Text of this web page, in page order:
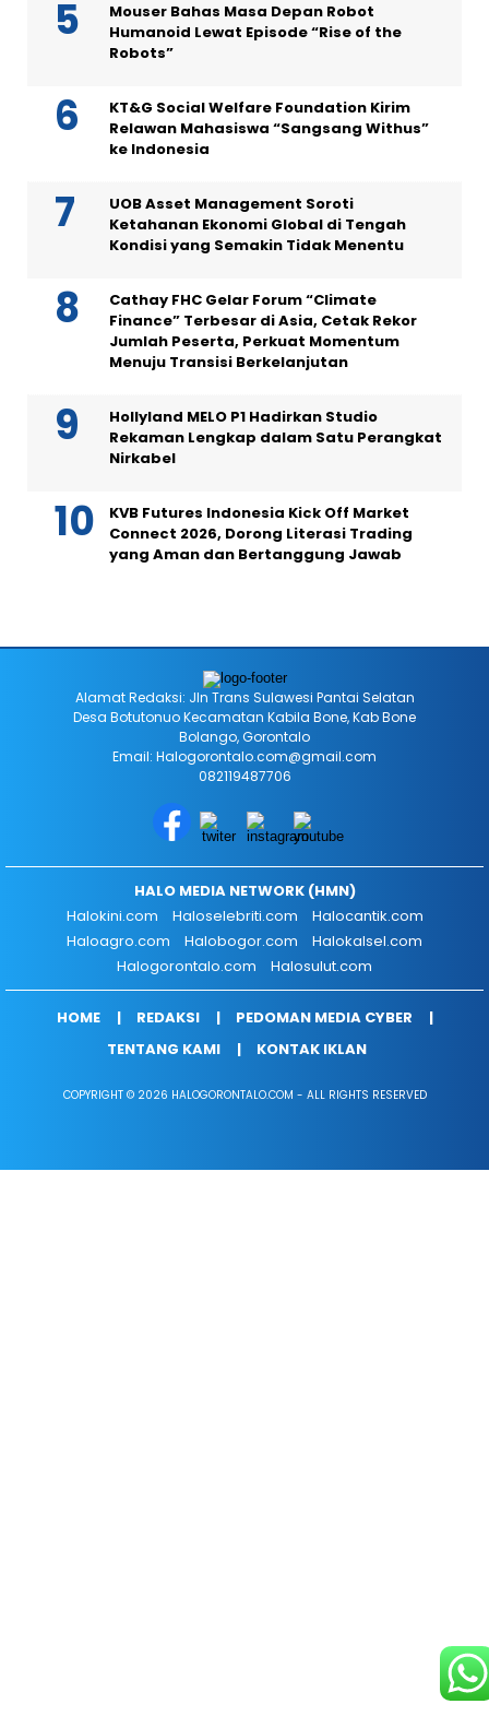
Mouser Bahas Masa Depan Robot
Humanoid Lewat Episode “Rise of the
Robots”
KT&G Social Welfare Foundation Kirim
Relawan Mahasiswa “Sangsang Withus”
ke Indonesia
UOB Asset Management Soroti
Ketahanan Ekonomi Global di Tengah
Kondisi yang Semakin Tidak Menentu
Cathay FHC Gelar Forum “Climate
Finance” Terbesar di Asia, Cetak Rekor
Jumlah Peserta, Perkuat Momentum
Menuju Transisi Berkelanjutan
Hollyland MELO P1 Hadirkan Studio
Rekaman Lengkap dalam Satu Perangkat
Nirkabel
KVB Futures Indonesia Kick Off Market
Connect 2026, Dorong Literasi Trading
yang Aman dan Bertanggung Jawab
Alamat Redaksi: Jln Trans Sulawesi Pantai Selatan
Desa Botutonuo Kecamatan Kabila Bone, Kab Bone
Bolango, Gorontalo
Email: Halogorontalo.com@gmail.com
082119487706
HALO MEDIA NETWORK (HMN)
Halokini.com
Haloselebriti.com
Halocantik.com
Haloagro.com
Halobogor.com
Halokalsel.com
Halogorontalo.com
Halosulut.com
HOME REDAKSI
PEDOMAN MEDIA CYBER
TENTANG KAMI
KONTAK IKLAN
COPYRIGHT © 2026 HALOGORONTALO.COM - ALL RIGHTS RESERVED